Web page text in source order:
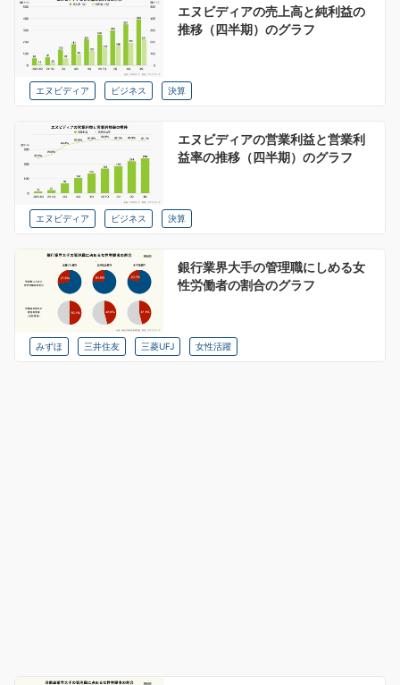
エヌビディアの売上高と純利益の
推移（四半期）のグラフ
エヌビディア ビジネス 決算
エヌビディアの営業利益と営業利
益率の推移（四半期）のグラフ
エヌビディア ビジネス 決算
銀行業界大手の管理職にしめる女
性労働者の割合のグラフ
みずほ 三井住友 三菱UFJ 女性活躍